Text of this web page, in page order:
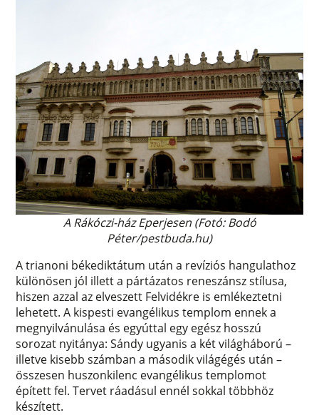
A Rákóczi-ház Eperjesen (Fotó: Bodó
Péter/pestbuda.hu)
A trianoni békediktátum után a revíziós hangulathoz
különösen jól illett a pártázatos reneszánsz stílusa,
hiszen azzal az elveszett Felvidékre is emlékeztetni
lehetett. A kispesti evangélikus templom ennek a
megnyilvánulása és egyúttal egy egész hosszú
sorozat nyitánya: Sándy ugyanis a két világháború –
illetve kisebb számban a második világégés után –
összesen huszonkilenc evangélikus templomot
épített fel. Tervet ráadásul ennél sokkal többhöz
készített.